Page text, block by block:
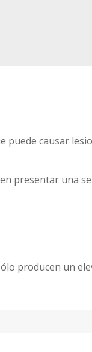
puede causar
presentar una
producen un